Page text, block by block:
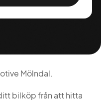
Mölndal.
bilköp från att hitta